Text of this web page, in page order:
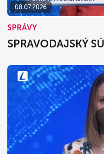
08.07.2026
SPRÁVY
SPRAVODAJSKÝ